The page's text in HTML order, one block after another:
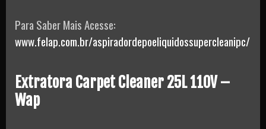
Para Saber Mais Acesse:
www.felap.com.br/aspiradordepoeliquidossupercleanipc/
Extratora Carpet Cleaner 25L 110V –
Wap